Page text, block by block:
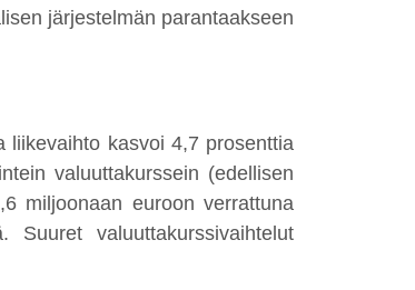
järjestelmän parantaakseen
liikevaihto kasvoi 4,7 prosenttia
valuuttakurssein (edellisen
miljoonaan euroon verrattuna
valuuttakurssivaihtelut